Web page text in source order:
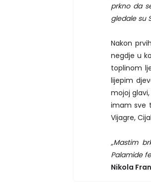
prkno da
gledale su
Nakon
negdje u
toplinom
lijepim
mojoj
imam sve
Vijagre,
„Mastim
Palamide
Nikola